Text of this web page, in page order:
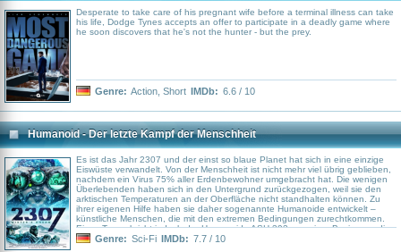
Desperate to take care of his pregnant wife before a terminal illness can take
his life, Dodge Tynes accepts an offer to participate in a deadly game where
he soon discovers that he's not the hunter - but the prey.
Genre: Action Short IMDb: 6.6 / 10
Humanoid - Der letzte Kampf der Menschheit
Es ist das Jahr 2307 und der einst so blaue Planet hat sich in eine einzige
Eiswüste verwandelt. Von der Menschheit ist nicht mehr viel übrig geblieben,
nachdem ein Virus 75% aller Erdenbewohner umgebracht hat. Die wenigen
Überlebenden haben sich in den Untergrund zurückgezogen, weil sie den
arktischen Temperaturen an der Oberfläche nicht standhalten können. Zu
ihrer eigenen Hilfe haben sie daher sogenannte Humanoide entwickelt –
künstliche Menschen, die mit den extremen Bedingungen zurechtkommen.
Eines Tages bricht jedoch der Humanoide ASH-393 aus einer Basis aus, die
inmitten der Todeszone 714 gelegen ist. ASH gilt als die fortschrittlichste
Genre: Sci-Fi IMDb: 7.7 / 10